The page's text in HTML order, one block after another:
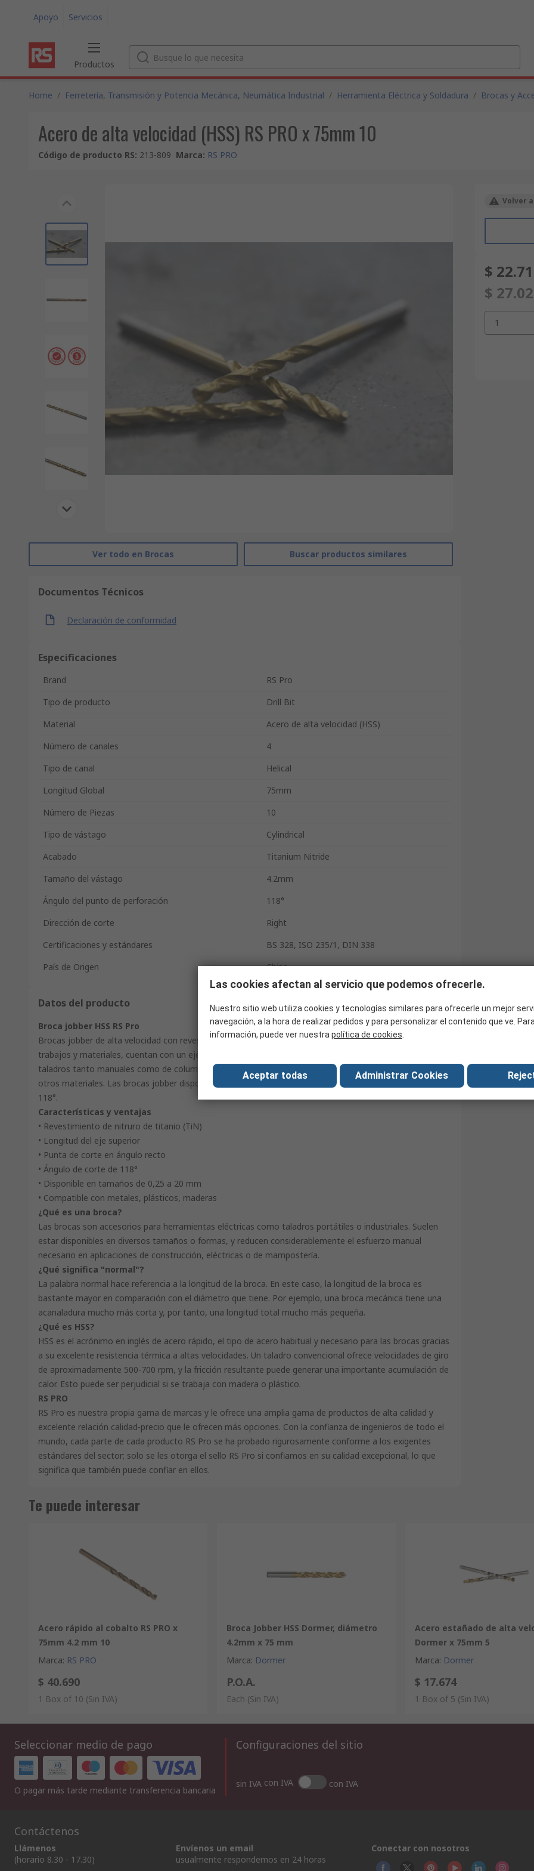
Apoyo Servicios
Productos
Home / Ferretería, Transmisión y Potencia Mecánica, Neumática Industrial / Herramienta Eléctrica y Soldadura / Brocas y
Acero de alta velocidad (HSS) RS PRO x 75mm 10
Código de producto RS: 213-809 Marca: RS PRO
Ver todo en Brocas Buscar productos similares
Documentos Técnicos
Declaración de conformidad
Especificaciones
Brand
RS Pro
Tipo de producto
Drill Bit
Material
Acero de alta velocidad (HSS)
Número de canales
4
Tipo de canal
Helical
Longitud Global
75mm
Número de Piezas
10
Tipo de vástago
Cylindrical
Acabado
Titanium Nitride
Tamaño del vástago
4.2mm
Ángulo del punto de perforación
118°
Dirección de corte
Right
Certificaciones y estándares
BS 328, ISO 235/1, DIN 338
País de Origen
China
Datos del producto
Broca jobber HSS RS Pro
Brocas jobber de alta velocidad con revestimiento de nitruro de titanio; resultan ideales para diversos
trabajos y materiales, cuentan con un eje más largo que otras brocas estándar y pueden usarse con
taladros tanto manuales como de columna. Permiten taladrar metales, madera y plásticos, así como
otros materiales. Las brocas jobber disponen de una punta de corte a derechas y un ángulo de corte de
118°.
Características y ventajas
• Revestimiento de nitruro de titanio (TiN)
• Longitud del eje superior
• Punta de corte en ángulo recto
• Ángulo de corte de 118°
• Disponible en tamaños de 0,25 a 20 mm
• Compatible con metales, plásticos, maderas
¿Qué es una broca?
Las brocas son accesorios para herramientas eléctricas como taladros portátiles o industriales. Suelen
estar disponibles en diversos tamaños o formas, y reducen considerablemente el esfuerzo manual
necesario en aplicaciones de construcción, eléctricas o de mampostería.
¿Qué significa "normal"?
La palabra normal hace referencia a la longitud de la broca. En este caso, la longitud de la broca es
bastante mayor en comparación con el diámetro que tiene. Por ejemplo, una broca mecánica tiene una
acanaladura mucho más corta y, por tanto, una longitud total mucho más pequeña.
¿Qué es HSS?
HSS es el acrónimo en inglés de acero rápido, el tipo de acero habitual y necesario para las brocas gracias
a su excelente resistencia térmica a altas velocidades. Un taladro convencional ofrece velocidades de giro
de aproximadamente 500-700 rpm, y la fricción resultante puede generar una importante acumulación de
calor. Esto puede ser perjudicial si se trabaja con madera o plástico.
RS PRO
RS Pro es nuestra propia gama de marcas y le ofrece una amplia gama de productos de alta calidad y
excelente relación calidad-precio que le ofrecen más opciones. Con la confianza de ingenieros de todo el
mundo, cada parte de cada producto RS Pro se ha probado rigurosamente conforme a los exigentes
estándares del sector; solo se les otorga el sello RS Pro si confiamos en su calidad excepcional, lo que
significa que también puede confiar en ellos.
Volver
$
$
1
Te puede interesar
Acero rápido al cobalto RS PRO x
75mm 4.2 mm 10
Marca: RS PRO
$ 40.690
1 Box of 10 (Sin IVA)
Broca Jobber HSS Dormer, diámetro
4.2mm x 75 mm
Marca: Dormer
P.O.A.
Each (Sin IVA)
Acero estañado de alta
Dormer x 75mm 5
Marca: Dormer
$ 17.674
1 Box of 5 (Sin IVA)
Seleccionar medio de pago
O pagar más tarde mediante transferencia bancaria
Configuraciones del sitio
sin IVA con IVA con IVA
Contáctenos
Llámenos
(horario 8.30 - 17.30)
Envíenos un email
usualmente respondemos en 24 horas
Conectar con nosotros
Las cookies afectan al servicio que podemos ofrecerle.
Nuestro sitio web utiliza cookies y tecnologías similares para ofrecerle un mejor
navegación, a la hora de realizar pedidos y para personalizar el contenido que ve.
información, puede ver nuestra política de cookies
Aceptar todas Administrar Cookies